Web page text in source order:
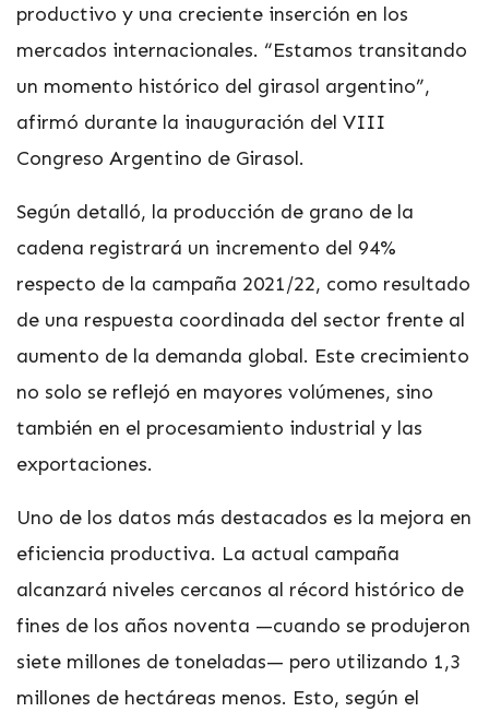
productivo y una creciente inserción en los
mercados internacionales. “Estamos transitando
un momento histórico del girasol argentino”,
afirmó durante la inauguración del VIII
Congreso Argentino de Girasol.
Según detalló, la producción de grano de la
cadena registrará un incremento del 94%
respecto de la campaña 2021/22, como resultado
de una respuesta coordinada del sector frente al
aumento de la demanda global. Este crecimiento
no solo se reflejó en mayores volúmenes, sino
también en el procesamiento industrial y las
exportaciones.
Uno de los datos más destacados es la mejora en
eficiencia productiva. La actual campaña
alcanzará niveles cercanos al récord histórico de
fines de los años noventa —cuando se produjeron
siete millones de toneladas— pero utilizando 1,3
millones de hectáreas menos. Esto, según el